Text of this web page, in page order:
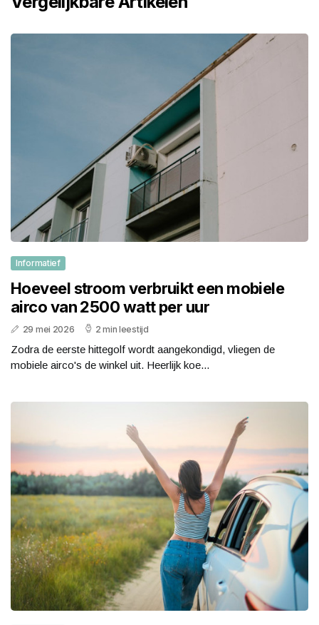
Informatief
Hoeveel stroom verbruikt een mobiele
airco van 2500 watt per uur
29 mei 2026 2 min leestijd
Zodra de eerste hittegolf wordt aangekondigd, vliegen de
mobiele airco's de winkel uit. Heerlijk koe...